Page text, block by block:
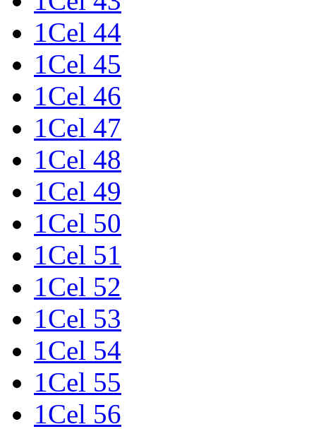
1Cel 44
1Cel 45
1Cel 46
1Cel 47
1Cel 48
1Cel 49
1Cel 50
1Cel 51
1Cel 52
1Cel 53
1Cel 54
1Cel 55
1Cel 56